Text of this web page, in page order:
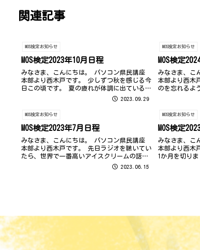
関連記事
MOS検定お知らせ
MOS検定2023年10月日程
みなさま、こんにちは。 パソコン県民講座
本部より西木戸です。 少しずつ秋を感じる今
日この頃です。 夏の疲れが体調に出ている方
もおられるのではないでしょうか…？ 季節の
さて、今年の仲秋の名月は29日...
2023.09.29
MOS検定お知らせ
MOS検定
みなさま、こ
本部より西木
のを忘れるよ
ートテックを
る日々です
MOS検定お知らせ
MOS検定2023年7月日程
みなさま、こんにちは。 パソコン県民講座
本部より西木戸です。 先日ラジオを聴いてい
たら、世界で一番高いアイスクリームの話が
あっていました。 皆さんおいくらくらいだと
2023.06.15
MOS検定お知らせ
MOS検定
みなさま、こ
本部より西木
1か月を切り
受験いただき